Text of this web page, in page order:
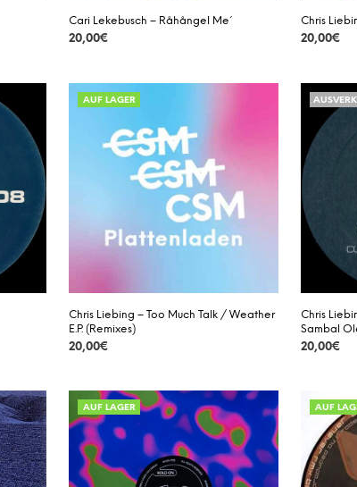
Cari Lekebusch – Råhångel Me´
20,00€
Chris
20,00€
AUF LAGER
Chris Liebing – Too Much Talk / Weather
E.P. (Remixes)
20,00€
Chris
Sambal
20,00€
AUF LAGER AUF